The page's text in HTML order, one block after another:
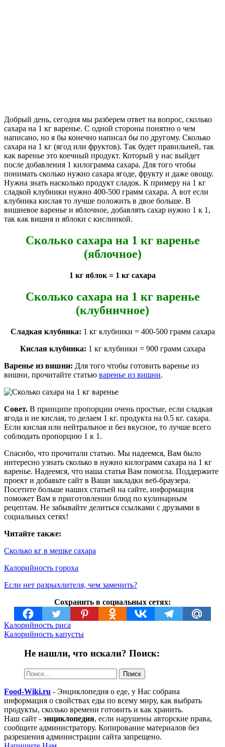
Добрый день, сегодня мы разберем ответ на вопрос, сколько
сахара на 1 кг варенье. С одной стороны понятно о чем
написано, но я бы конечно написал бы по другому. Сколько
сахара на 1 кг (ягод или фруктов). Так будет правильней, так
как варенье это коечный продукт. Который у нас выйдет
после добавления 1 килограмма сахара. Для того чтобы
понимать сколько нужно сахара ягоде, фрукту и даже овощу.
Нужна знать насколько продукт сладок. К примеру на 1 кг
сладкой клубники нужно 400-500 грамм сахара. А вот если
клубника кислая то лучше положить в двое больше. В
вишневое варенье и яблочное, добавлять сахар нужно 1 к 1,
так как вишня и яблоки с кислинкой.
Сколько сахара на 1 кг варенье
(яблочное)
1 кг яблок = 1 кг сахара
Сколько сахара на 1 кг варенье
(клубничное)
Сладкая клубника: 1 кг клубники = 400-500 грамм сахара
Кислая клубника: 1 кг клубники = 900 грамм сахара
Варенье из вишни: Для того чтобы готовить варенье из
вишни, прочитайте статью варенье из вишни.
Совет. В принципе пропорции очень простые, если сладкая
ягода и не кислая, то делаем 1 кг. продукта на 0.5 кг. сахара.
Если кислая или нейтральное и без вкусное, то лучше всего
соблюдать пропорцию 1 к 1.
Спасибо, что прочитали статью. Мы надеемся, Вам было
интересно узнать сколько в нужно килограмм сахара на 1 кг
варенье. Надеемся, что наша статья Вам помогла. Поддержите
проект и добавьте сайт в Ваши закладки веб-браузера.
Посетите больше наших статьей на сайте, информация
поможет Вам в приготовлении блюд по кулинарным
рецептам. Не забывайте делиться ссылками с друзьями в
социальных сетях!
Читайте также:
Сколько кг в мешке сахара
Калорийность гороха
Если нет разрыхлителя, чем заменить?
Сохранить в социальных сетях:
Калорийность риса
Калорийность капусты
Не нашли, что искали? Поиск:
Найти:
Food-Wiki.ru - Энциклопедия о еде, у Нас собрана
информация о свойствах еды по всему миру, как выбрать
продукты, сколько времени готовить и как хранить.
Наш сайт - энциклопедия, если нарушены авторские права,
сообщите администратору. Копирование материалов без
разрешения администрации сайта запрещено.